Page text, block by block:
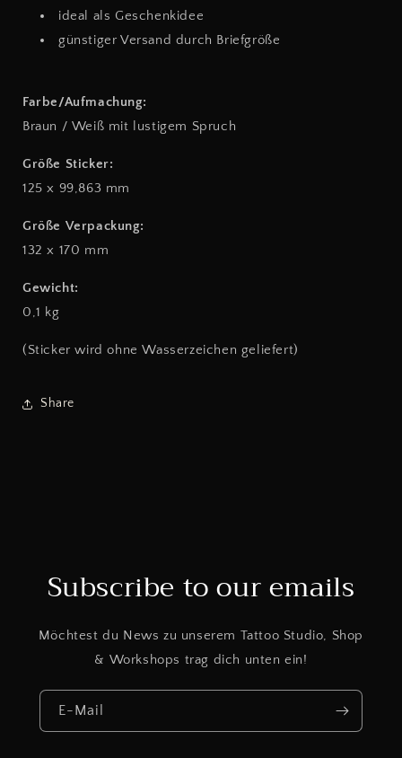
ideal als Geschenkidee
günstiger Versand durch Briefgröße
Farbe/Aufmachung:
Braun / Weiß mit lustigem Spruch
Größe Sticker:
125 x 99,863 mm
Größe Verpackung:
132 x 170 mm
Gewicht:
0,1 kg
(Sticker wird ohne Wasserzeichen geliefert)
Share
Subscribe to our emails
Möchtest du News zu unserem Tattoo Studio, Shop
& Workshops trag dich unten ein!
E-Mail